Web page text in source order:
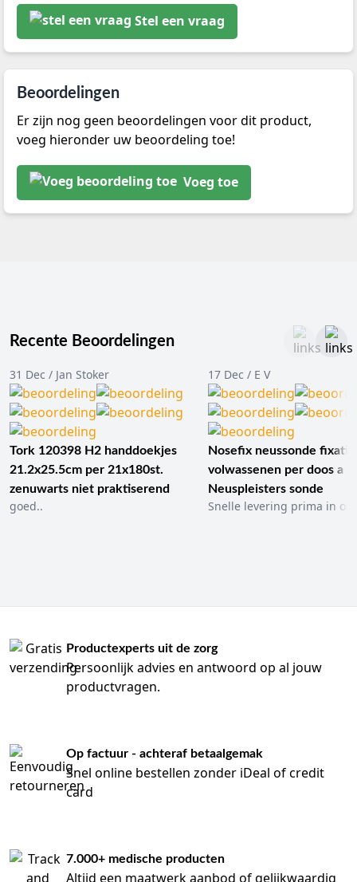
Stel een vraag
Beoordelingen
Er zijn nog geen beoordelingen voor dit product,
voeg hieronder uw beoordeling toe!
Voeg toe
Recente Beoordelingen
31 Dec / Jan Stoker
Tork 120398 H2 handdoekjes
21.2x25.5cm per 21x180st.
zenuwarts niet praktiserend
goed..
17 Dec / E V
Nosefix neussonde
volwassenen per doos a
Neuspleisters sonde
Snelle levering prima in
Productexperts uit de zorg
Persoonlijk advies en antwoord op al jouw
productvragen.
Op factuur - achteraf betaalgemak
Snel online bestellen zonder iDeal of credit
card
7.000+ medische producten
Altijd een maatwerk aanbod of gelijkwaardig